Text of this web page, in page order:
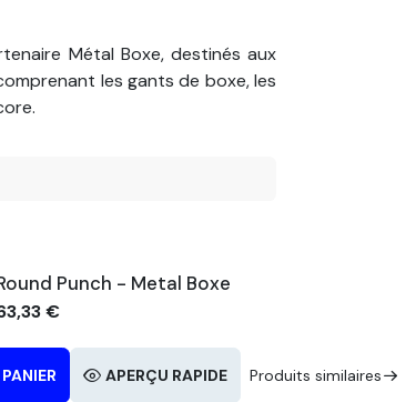
Métal Boxe, destinés aux
les gants de boxe, les
Punch - Metal Boxe
€
Produits similaires
APERÇU RAPIDE